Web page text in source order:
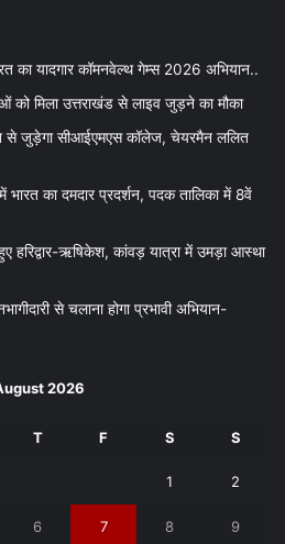
का यादगार कॉमनवेल्थ गेम्स 2026 अभियान..
मिला उत्तराखंड से लाइव जुड़ने का मौका
से जुड़ेगा सीआईएमएस कॉलेज, चेयरमैन ललित
का दमदार प्रदर्शन, पदक तालिका में 8वें
ऋषिकेश, कांवड़ यात्रा में उमड़ा आस्था
से चलाना होगा प्रभावी अभियान-
2026
T F S S
1 2
6 7 8 9